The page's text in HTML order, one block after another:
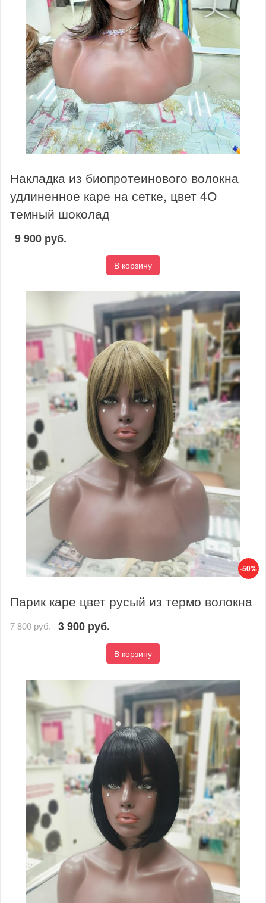
Накладка из биопротеинового волокна
удлиненное каре на сетке, цвет 4О
темный шоколад
9 900 руб.
В корзину
-50%
Парик каре цвет русый из термо волокна
7 800 руб. 3 900 руб.
В корзину